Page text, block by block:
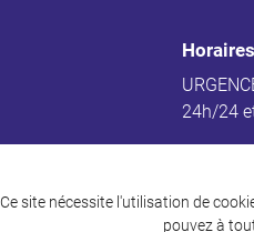
24h/24
Ce site nécessite l'utilisation de
pouvez à